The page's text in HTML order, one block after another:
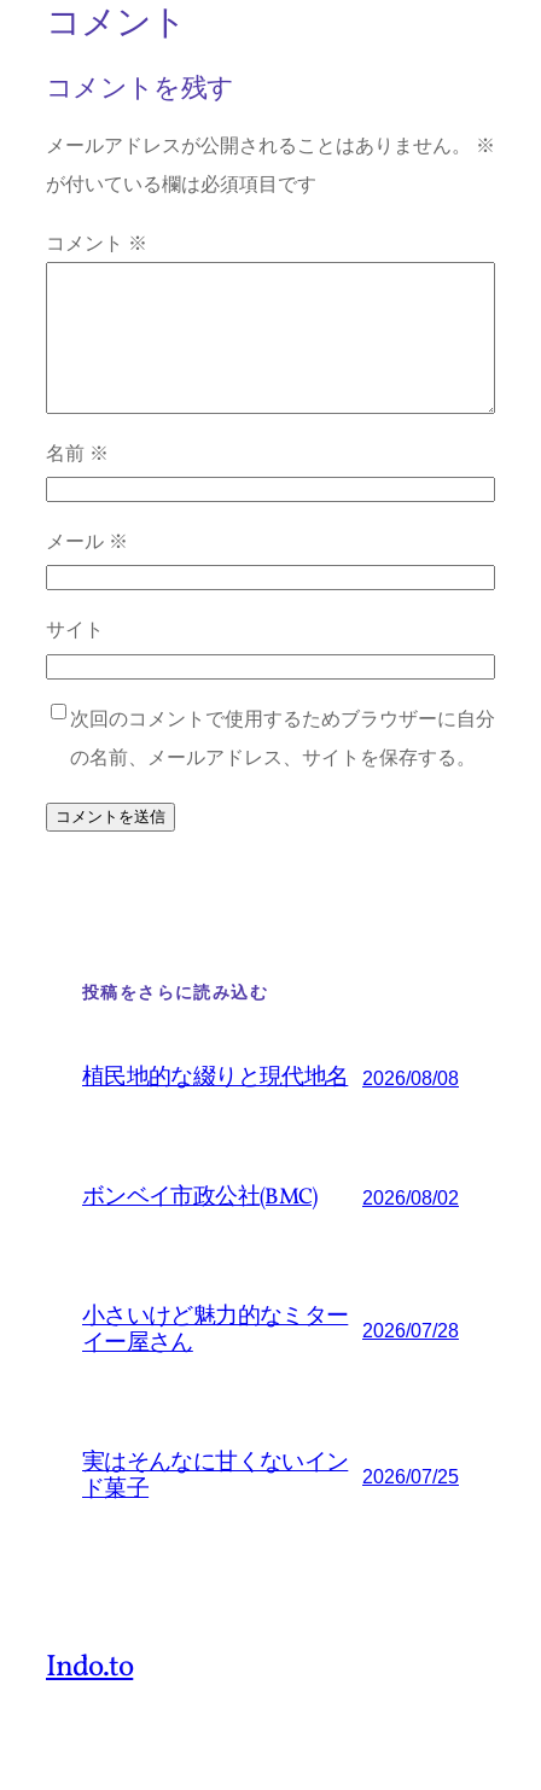
コメント
コメントを残す
メールアドレスが公開されることはありません。
※
が付いている欄は必須項目です
コメント ※
名前 ※
メール ※
サイト
次回のコメントで使用するためブラウザーに自分
の名前、メールアドレス、サイトを保存する。
投稿をさらに読み込む
植民地的な綴りと現代地名 2026/08/08
ボンベイ市政公社(BMC) 2026/08/02
小さいけど魅力的なミター
イー屋さん
2026/07/28
実はそんなに甘くないイン
ド菓子
2026/07/25
Indo.to